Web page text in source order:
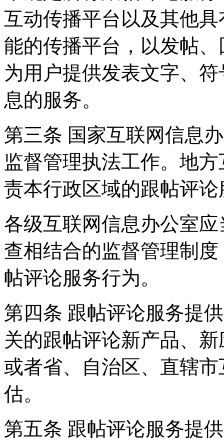
互动传播平台以及其他
能的传播平台，以发帖
为用户提供发表文字、
息的服务。
第三条 国家互联网信息
监督管理执法工作。地
责本行政区域的跟帖评
各级互联网信息办公室
查相结合的监督管理制
帖评论服务行为。
第四条 跟帖评论服务提
关的跟帖评论新产品、
或者省、自治区、直辖
估。
第五条 跟帖评论服务提